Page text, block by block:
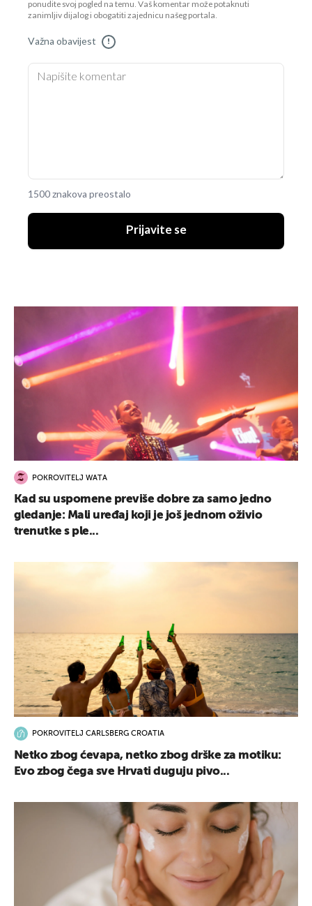
ponudite svoj pogled na temu. Vaš komentar može potaknuti
zanimljiv dijalog i obogatiti zajednicu našeg portala.
Važna obavijest !
1500 znakova preostalo
Prijavite se
POKROVITELJ WATA
Kad su uspomene previše dobre za samo jedno
gledanje: Mali uređaj koji je još jednom oživio
trenutke s ple...
POKROVITELJ CARLSBERG CROATIA
Netko zbog ćevapa, netko zbog drške za motiku:
Evo zbog čega sve Hrvati duguju pivo...